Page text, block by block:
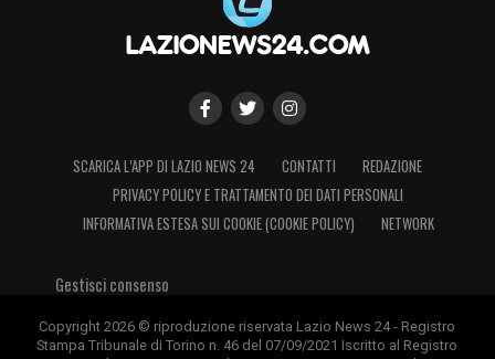
SCARICA L’APP DI LAZIO NEWS 24 CONTATTI
REDAZIONE
PRIVACY POLICY E TRATTAMENTO DEI DATI PERSONALI
INFORMATIVA ESTESA SUI COOKIE (COOKIE POLICY)
NETWORK
Gestisci consenso
Copyright 2026 © riproduzione riservata Lazio News 24 - Registro
Stampa Tribunale di Torino n. 46 del 07/09/2021 Iscritto al Registro